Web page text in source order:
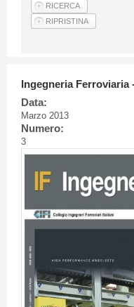
Articoli
Ingegneria Ferroviaria
Data:
Marzo 2013
Numero:
3